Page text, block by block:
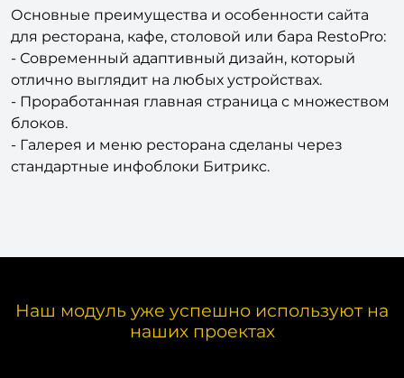
Основные преимущества и особенности сайта
для ресторана, кафе, столовой или бара RestoPro:
- Современный адаптивный дизайн, который
отлично выглядит на любых устройствах.
- Проработанная главная страница с множеством
блоков.
- Галерея и меню ресторана сделаны через
стандартные инфоблоки Битрикс.
Наш модуль уже успешно используют на
наших проектах